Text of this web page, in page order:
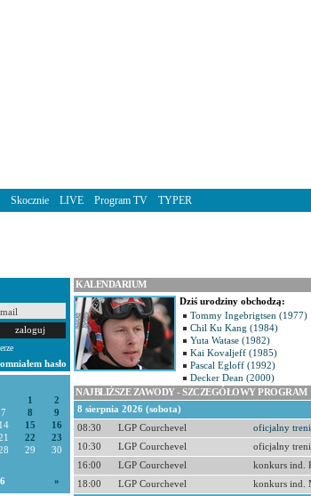
hasło
1
2
7 8
9
14 15
16
22
23
29
30
»
KALENDARIUM
Dziś urodziny obchodzą:
Tommy Ingebrigtsen (1977)
Chil Ku Kang (1984)
Yuta Watase (1982)
Kai Kovaljeff (1985)
Pascal Egloff (1992)
Decker Dean (2000)
NAJBLIŻSZE ZAWODY - SZCZEGÓŁOWY PROGRAM
8 sierpnia 2026 (sobota)
08:30
LGP Courchevel
oficjalny
10:30
LGP Courchevel
oficjalny
16:00
LGP Courchevel
konkurs ind.
18:00
LGP Courchevel
konkurs ind.
Skocznie LIVE Program TV TYPER